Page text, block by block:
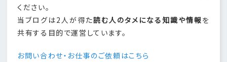
ください。
当ブログは2人が得た読む人のタメになる知識や情報を
共有する目的で運営しています。
お問い合わせ・お仕事のご依頼はこちら